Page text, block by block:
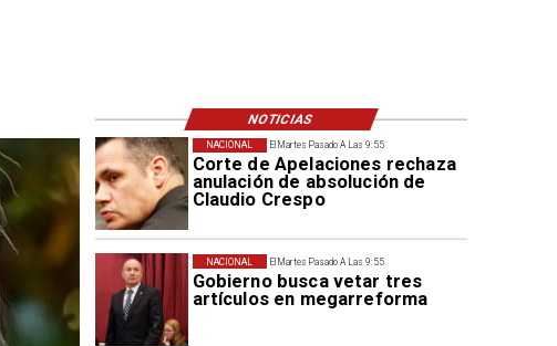
El Martes Pasado A Las 9:55
Corte de Apelaciones rechaza
anulación de absolución de
Claudio Crespo
NACIONAL
El Martes Pasado A Las 9:55
Gobierno busca vetar tres
artículos en megarreforma
NACIONAL
NOTICIAS